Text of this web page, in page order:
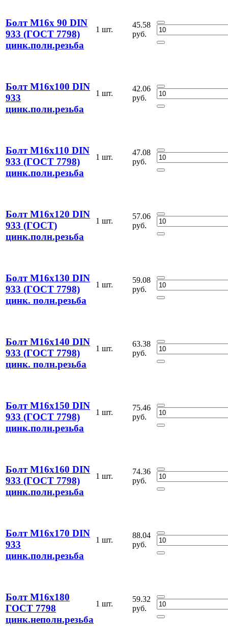
Болт М16х 90 DIN
933 (ГОСТ 7798)
цинк.полн.резьба
1 шт.
45.58
руб.
Болт М16х100 DIN
933
цинк.полн.резьба
1 шт.
42.06
руб.
Болт М16х110 DIN
933 (ГОСТ 7798)
цинк.полн.резьба
1 шт.
47.08
руб.
Болт М16х120 DIN
933 (ГОСТ)
цинк.полн.резьба
1 шт.
57.06
руб.
Болт М16х130 DIN
933 (ГОСТ 7798)
цинк. полн.резьба
1 шт.
59.08
руб.
Болт М16х140 DIN
933 (ГОСТ 7798)
цинк. полн.резьба
1 шт.
63.38
руб.
Болт М16х150 DIN
933 (ГОСТ 7798)
цинк.полн.резьба
1 шт.
75.46
руб.
Болт М16х160 DIN
933 (ГОСТ 7798)
цинк.полн.резьба
1 шт.
74.36
руб.
Болт М16х170 DIN
933
цинк.полн.резьба
1 шт.
88.04
руб.
Болт М16х180
ГОСТ 7798
цинк.неполн.резьба
1 шт.
59.32
руб.